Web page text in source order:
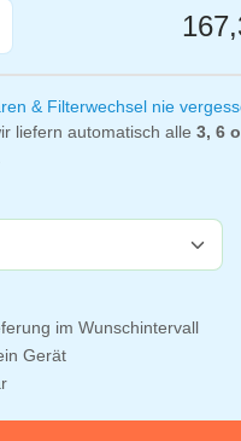
Gib den
& Filterwechsel nie
liefern automatisch alle 3, 6
im Wunschintervall
Gerät